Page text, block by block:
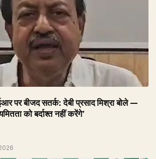
पर बीजद सतर्क: देबी प्रसाद मिश्रा बोले —
को बर्दाश्त नहीं करेंगे'